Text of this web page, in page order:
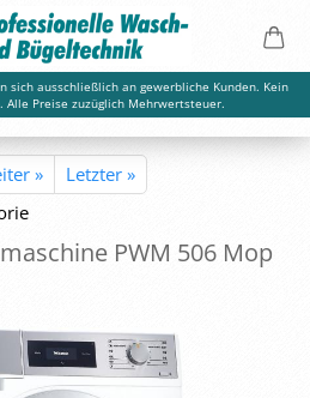
sich ausschließlich an gewerbliche Kunden. Kein
Alle Preise zuzüglich Mehrwertsteuer.
»
Letzter »
PWM 506 Mop